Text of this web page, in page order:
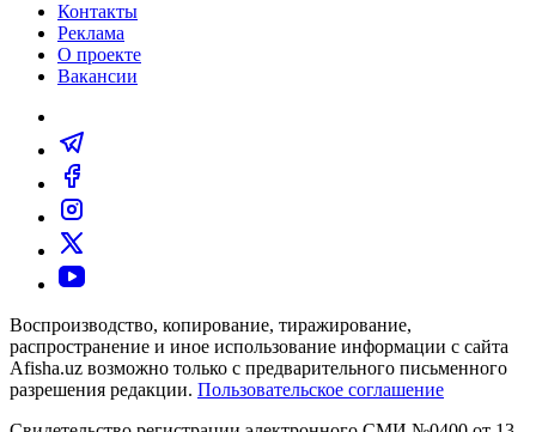
Контакты
Реклама
О проекте
Вакансии
Воспроизводство, копирование, тиражирование,
распространение и иное использование информации с сайта
Afisha.uz возможно только с предварительного письменного
разрешения редакции. Пользовательское соглашение